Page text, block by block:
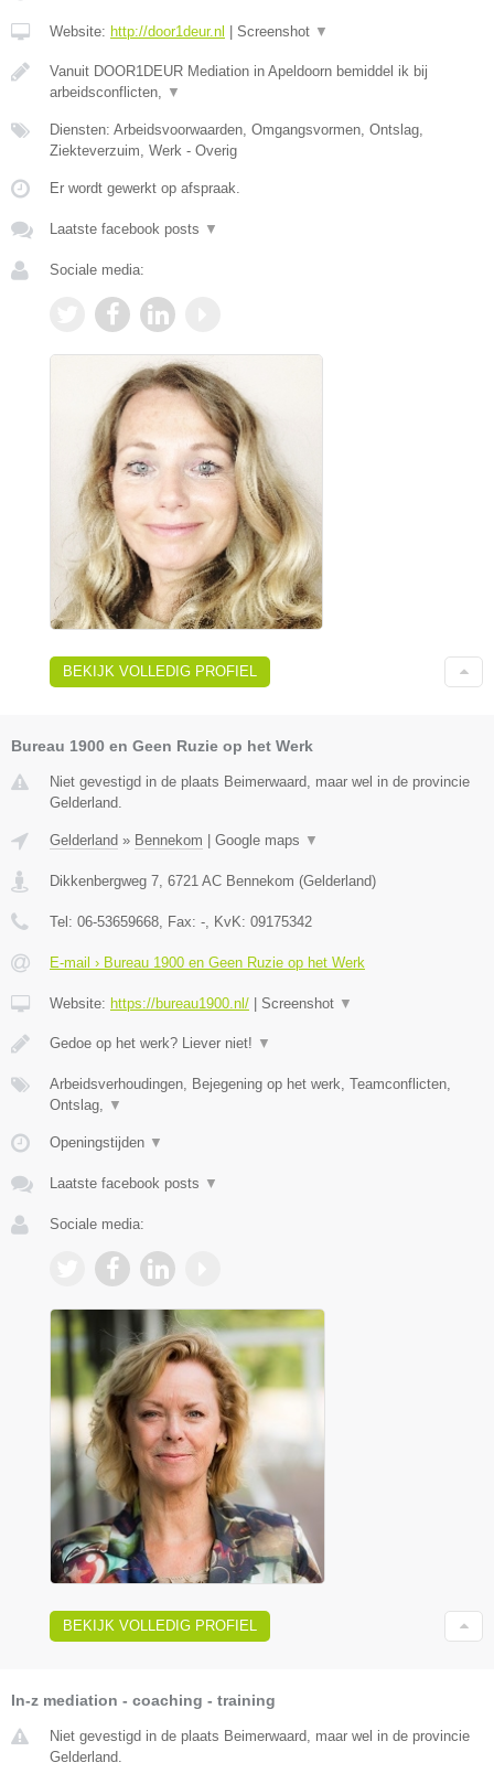
Website: http://door1deur.nl Screenshot ▼
Vanuit DOOR1DEUR Mediation in Apeldoorn bemiddel ik bij
arbeidsconflicten,
▼
Diensten: Arbeidsvoorwaarden, Omgangsvormen, Ontslag,
Ziekteverzuim, Werk - Overig
Er wordt gewerkt op afspraak.
Laatste facebook posts ▼
Sociale media:
BEKIJK VOLLEDIG PROFIEL
Bureau 1900 en Geen Ruzie op het Werk
Niet gevestigd in de plaats Beimerwaard, maar wel in de provincie
Gelderland.
Gelderland » Bennekom Google maps ▼
Dikkenbergweg 7 6721 AC Bennekom (Gelderland)
Tel: 06-53659668 , Fax: - , KvK: 09175342
E-mail › Bureau 1900 en Geen Ruzie op het Werk
Website: https://bureau1900.nl/ Screenshot ▼
Gedoe op het werk? Liever niet! ▼
Arbeidsverhoudingen, Bejegening op het werk, Teamconflicten,
Ontslag,
▼
Openingstijden ▼
Laatste facebook posts ▼
Sociale media:
BEKIJK VOLLEDIG PROFIEL
In-z mediation - coaching - training
Niet gevestigd in de plaats Beimerwaard, maar wel in de provincie
Gelderland.